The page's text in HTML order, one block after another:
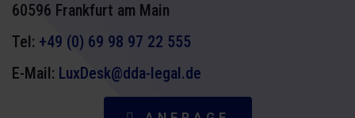
60596 Frankfurt am Main
Tel: +49 (0) 69 98 97 22 555
E-Mail: LuxDesk@dda-legal.de